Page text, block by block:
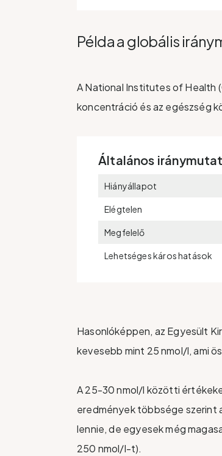
Példa a globális
A National Institutes of Health
koncentráció és az egészség
Általános
Hiányállapot
Elégtelen
Megfelelő
Lehetséges káros hatások
Hasonlóképpen, az Egyesült
kevesebb mint 25 nmol/l, ami
A 25-30 nmol/l közötti
eredmények többsége szerint
lennie, de egyesek még
250 nmol/l-t).